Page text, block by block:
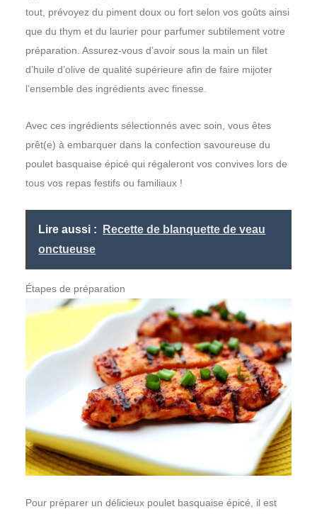
tout, prévoyez du piment doux ou fort selon vos goûts ainsi
que du thym et du laurier pour parfumer subtilement votre
préparation. Assurez-vous d’avoir sous la main un filet
d’huile d’olive de qualité supérieure afin de faire mijoter
l’ensemble des ingrédients avec finesse.
Avec ces ingrédients sélectionnés avec soin, vous êtes
prêt(e) à embarquer dans la confection savoureuse du
poulet basquaise épicé qui régaleront vos convives lors de
tous vos repas festifs ou familiaux !
Lire aussi :
Recette de blanquette de veau
onctueuse
Étapes de préparation
Pour préparer un délicieux poulet basquaise épicé, il est